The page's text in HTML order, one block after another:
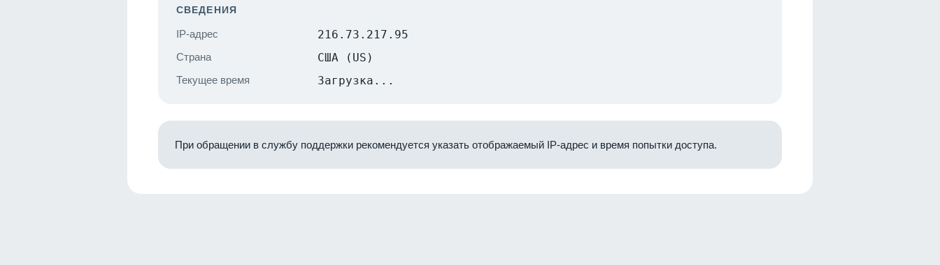
СВЕДЕНИЯ
IP-адрес 216.73.217.95
Страна США (US)
Текущее время Загрузка...
При обращении в службу поддержки рекомендуется указать отображаемый IP-адрес и время попытки доступа.